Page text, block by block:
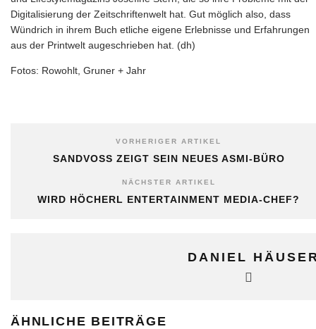
Digitalisierung der Zeitschriftenwelt hat. Gut möglich also, dass
Wündrich in ihrem Buch etliche eigene Erlebnisse und Erfahrungen
aus der Printwelt augeschrieben hat. (dh)
Fotos: Rowohlt, Gruner + Jahr
VORHERIGER ARTIKEL
SANDVOSS ZEIGT SEIN NEUES ASMI-BÜRO
NÄCHSTER ARTIKEL
WIRD HÖCHERL ENTERTAINMENT MEDIA-CHEF?
DANIEL
ÄHNLICHE BEITRÄGE